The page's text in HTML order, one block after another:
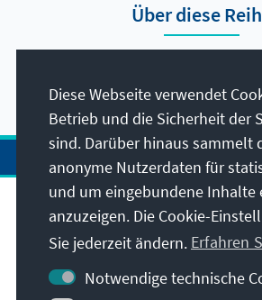
Über diese
Nigeria.
Anschrift
Kontakt
Diese Webseite verwendet
Betrieb und die Sicherheit der
sind. Darüber hinaus sammelt
anonyme Nutzerdaten für
und um eingebundene Inhalte
anzuzeigen. Die Cookie-
Sie jederzeit ändern. Erfahren
Notwendige technische